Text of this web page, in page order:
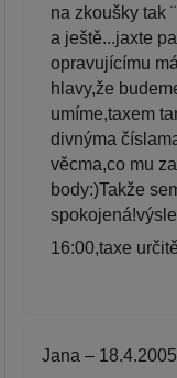
na zkoušky tak
a ještě...jaxte
opravujícímu
hlavy,že
umíme,taxem
divnýma
věcma,co mu
body:)Takže
16:00,taxe
Jana –